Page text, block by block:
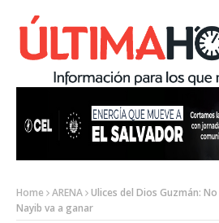
Home ARENA Ulices del Dios Guzmán:
Nayib va a ganar